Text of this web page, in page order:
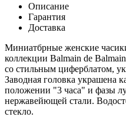
Описание
Гарантия
Доставка
Миниатбрные женские
коллекции Balmain de
со стильным циферблатом,
Заводная головка украшена
положении "3 часа" и фазы
нержавейющей стали.
стекло.